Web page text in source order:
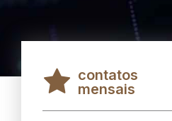
contatos
mensais